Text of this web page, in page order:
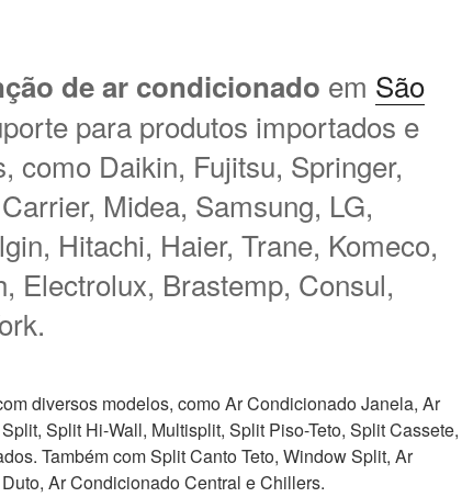
de ar condicionado em São
para produtos importados e
como Daikin, Fujitsu, Springer,
Midea, Samsung, LG,
Hitachi, Haier, Trane, Komeco,
Electrolux, Brastemp, Consul,
diversos modelos, como Ar Condicionado Janela, Ar
Split Hi-Wall, Multisplit, Split Piso-Teto, Split Cassete,
Também com Split Canto Teto, Window Split, Ar
Ar Condicionado Central e Chillers.